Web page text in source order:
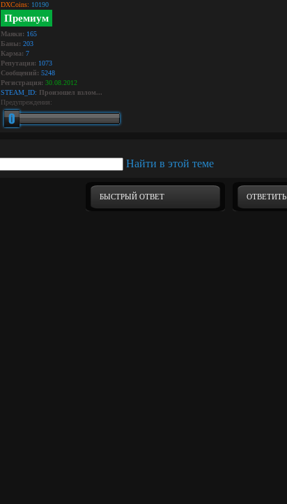
DXCoins: 10190
Премиум
Маяки: 165
Баны: 203
Карма: 7
Репутация: 1073
Сообщений: 5248
Регистрация: 30.08.2012
STEAM_ID: Произошел взлом...
Предупреждения:
ОТВЕТИТЬ
БЫСТРЫЙ ОТВЕТ